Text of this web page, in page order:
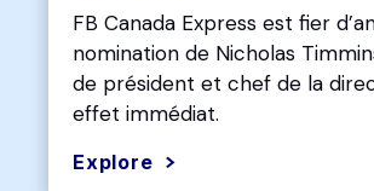
FB Canada Express est fier
nomination de Nicholas
de président et chef de la
effet immédiat.
Explore